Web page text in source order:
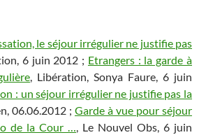
le séjour irrégulier ne justifie pas
6 juin 2012 ; Etrangers : la garde à
, Libération, Sonya Faure, 6 juin
: un séjour irrégulier ne justifie pas la
06.06.2012 ; Garde à vue pour séjour
de la Cour …, Le Nouvel Obs, 6 juin